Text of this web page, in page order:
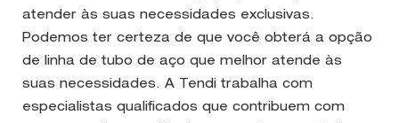
atender às suas necessidades exclusivas.
Podemos ter certeza de que você obterá a opção
de linha de tubo de aço que melhor atende às
suas necessidades. A Tendi trabalha com
especialistas qualificados que contribuem com